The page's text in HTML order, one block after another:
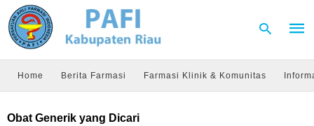
Home Berita Farmasi Farmasi Klinik & Komunitas
Obat Generik yang Dicari